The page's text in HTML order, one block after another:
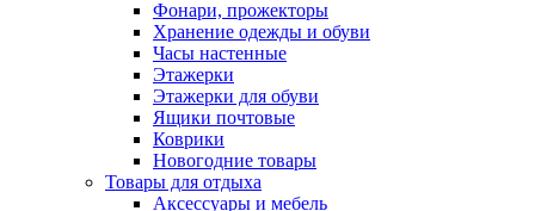
Фонари, прожекторы
Хранение одежды и обуви
Часы настенные
Этажерки
Этажерки для обуви
Ящики почтовые
Коврики
Новогодние товары
Товары для отдыха
Аксессуары и мебель